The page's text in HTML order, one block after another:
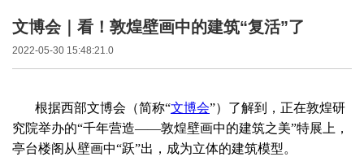
文博会｜看！敦煌壁画中的建筑“复活”了
2022-05-30 15:48:21.0
根据西部文博会（简称“文博会”）了解到，正在敦煌研
究院举办的“千年营造——敦煌壁画中的建筑之美”特展上，
亭台楼阁从壁画中“跃”出，成为立体的建筑模型。